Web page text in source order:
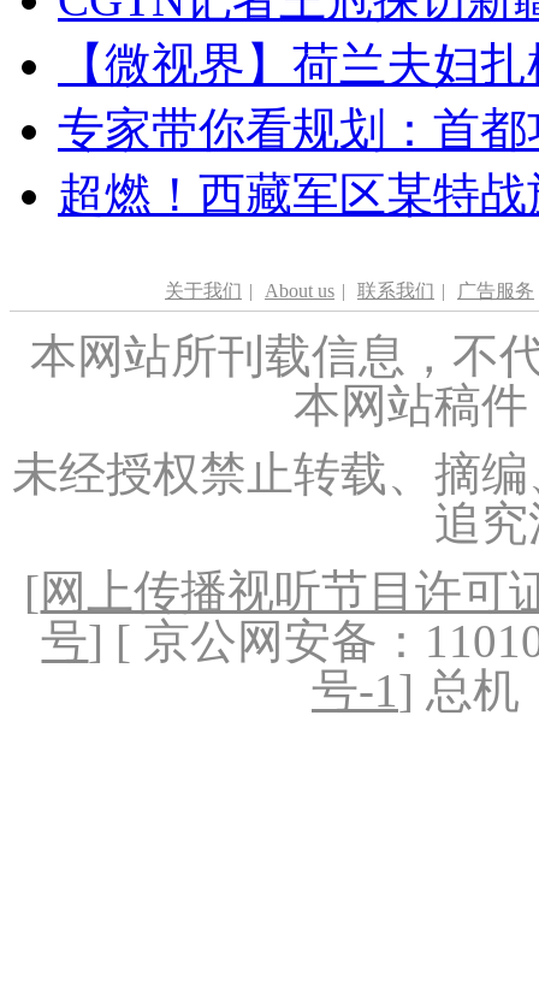
【微视界】荷兰夫妇
专家带你看规划：首
超燃！西藏军区某特
关于我们 | About us | 联系我们 | 广告服务
本网站所刊载信息，不
本网站稿
未经授权禁止转载、摘
追
[网上传播视听节目许可
号] [ 京公网安备：
号-1] 总机